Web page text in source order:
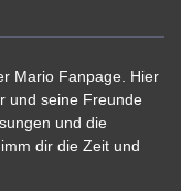
Mario Fanpage. Hier
und seine Freunde
und die
dir die Zeit und